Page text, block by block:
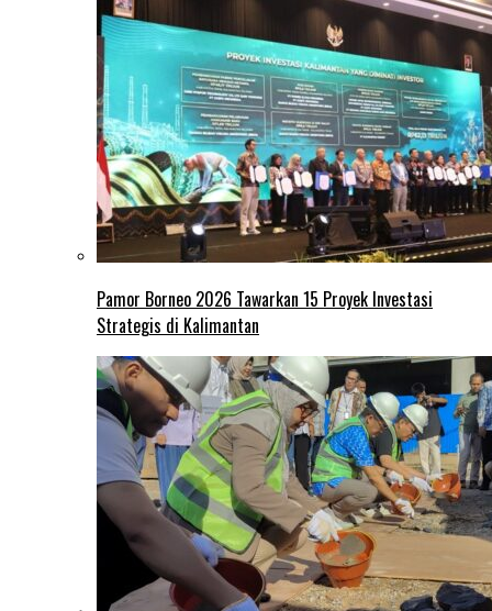
Pamor Borneo 2026 Tawarkan 15 Proyek Investasi
Strategis di Kalimantan